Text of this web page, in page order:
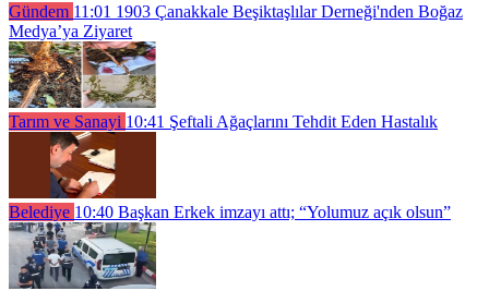
Gündem 11:01 1903 Çanakkale Beşiktaşlılar Derneği'nden Boğaz
Medya’ya Ziyaret
Tarım ve Sanayi 10:41 Şeftali Ağaçlarını Tehdit Eden Hastalık
Belediye 10:40 Başkan Erkek imzayı attı; “Yolumuz açık olsun”